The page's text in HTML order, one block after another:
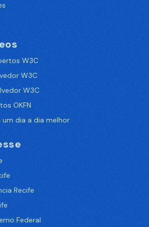
W3C
W3C
W3C
OKFN
dia a dia melhor
Recife
Federal